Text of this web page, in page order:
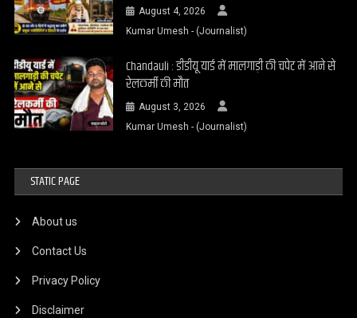
August 4, 2026
Kumar Umesh - (Journalist)
Chandauli : डीडीयू यार्ड में मालगाड़ी की चपेट में आने से
रेलकर्मी की मौत
August 3, 2026
Kumar Umesh - (Journalist)
STATIC PAGE
About us
Contact Us
Privacy Policy
Disclaimer